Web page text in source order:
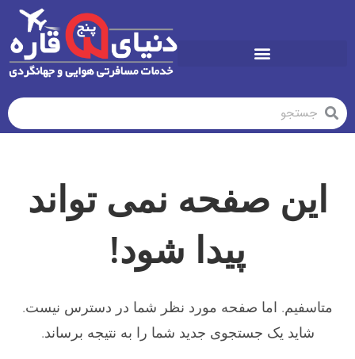
این صفحه نمی تواند
پیدا شود!
متاسفیم. اما صفحه مورد نظر شما در دسترس نیست.
شاید یک جستجوی جدید شما را به نتیجه برساند.